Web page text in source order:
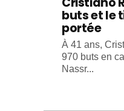
buts et le
portée
À 41 ans,
970 buts en
Nassr...